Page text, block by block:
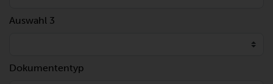
Auswahl 3
Dokumententyp